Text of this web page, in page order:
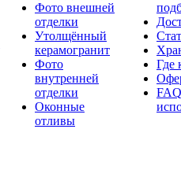
Фото внешней
отделки
Утолщённый
керамогранит
Фото
внутренней
отделки
Оконные
отливы
Где